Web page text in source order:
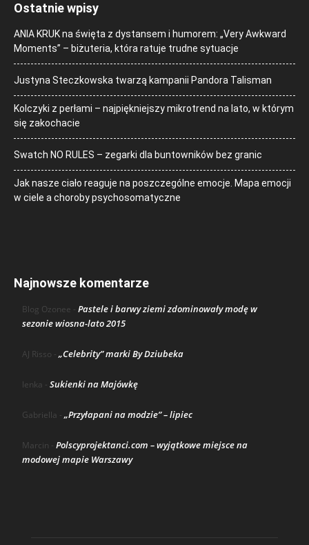
Ostatnie wpisy
ANIA KRUK na święta z dystansem i humorem: „Very Awkward
Moments” – biżuteria, która ratuje trudne sytuacje
Justyna Steczkowska twarzą kampanii Pandora Talisman
Kolczyki z perłami – najpiękniejszy mikrotrend na lato, w którym
się zakochacie
Swatch NO RULES – zegarki dla buntowników bez granic
Jak nasze ciało reaguje na poszczególne emocje. Mapa emocji
w ciele a choroby psychosomatyczne
Najnowsze komentarze
Blog Ozonee - Pastele i barwy ziemi zdominowały modę w
sezonie wiosna-lato 2015
AJ Risso - „Celebrity” marki By Dziubeka
lenka - Sukienki na Majówkę
Gabriella - „Przyłapani na modzie” – lipiec
Marcin - Polscyprojektanci.com – wyjątkowe miejsce na
modowej mapie Warszawy